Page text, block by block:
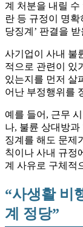
계 처분을 내릴
란 등 규정이 명
당징계’ 판결을
사기업이 사내 불
적으로 관련이 있
있는지를 먼저 살
어난 부정행위를
예를 들어, 근무
나, 불륜 상대방
징계를 해도 문제
칙이나 사내 규정
계 사유로 구체적
“사생활 비
계 정당”